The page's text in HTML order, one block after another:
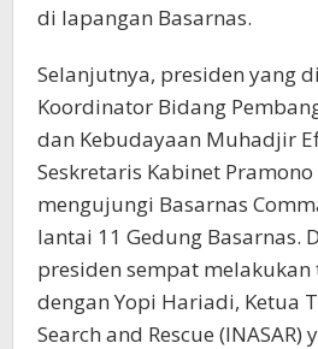
di lapangan Basarnas.
Selanjutnya, presiden yang
Koordinator Bidang
dan Kebudayaan Muhadjir
Seskretaris Kabinet
mengujungi Basarnas
lantai 11 Gedung Basarnas.
presiden sempat melakukan
dengan Yopi Hariadi, Ketua
Search and Rescue (INASAR)